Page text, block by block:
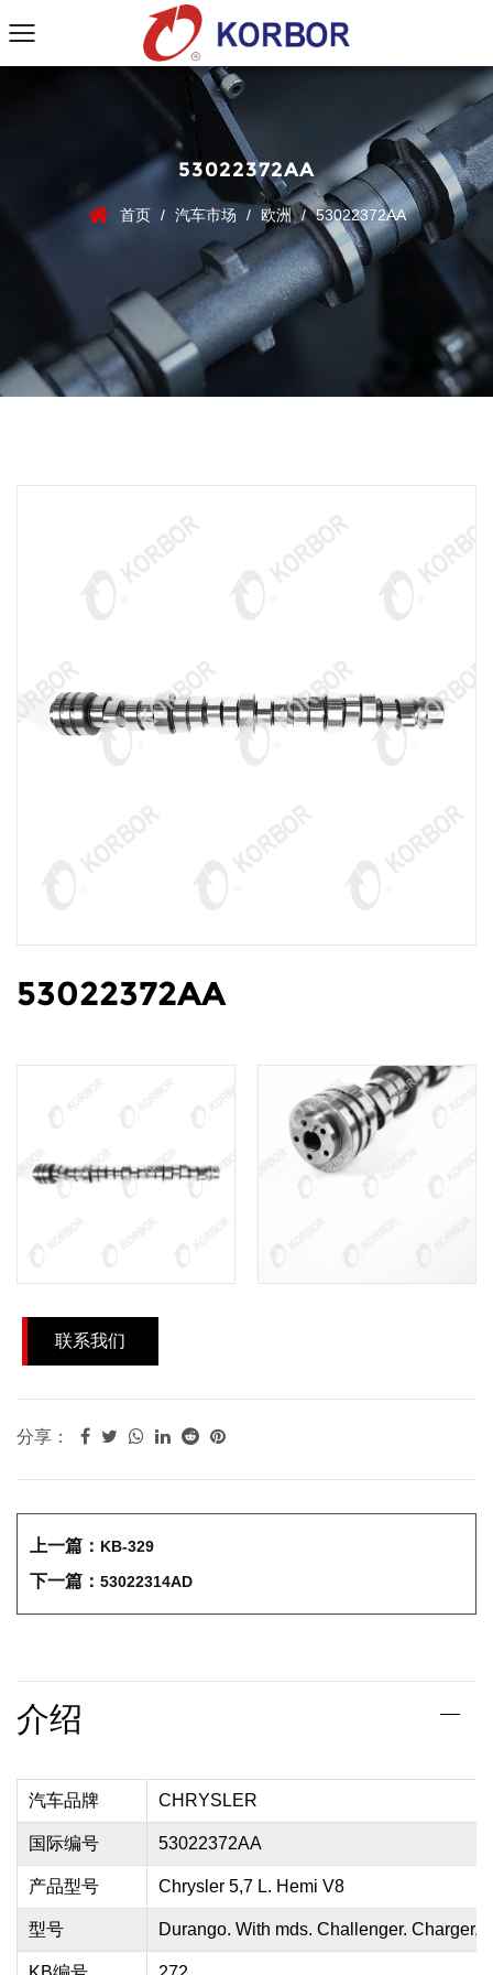
53022372AA
首页 / 汽车市场 / 欧洲 / 53022372AA
53022372AA
联系我们
分享：
上一篇： KB-329
下一篇： 53022314AD
介绍
汽车品牌 CHRYSLER
国际编号 53022372AA
产品型号 Chrysler 5,7 L. Hemi V8
型号 Durango. With mds. Challenger. Charger,